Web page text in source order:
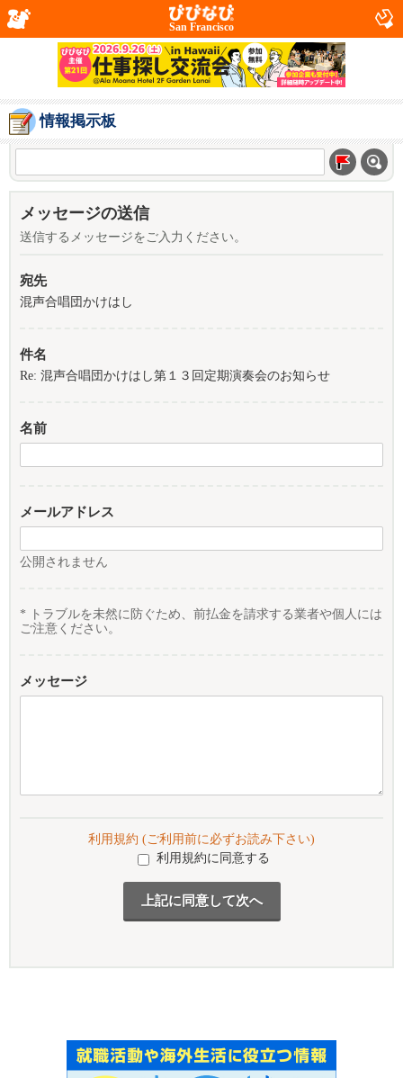
San Francisco
情報掲示板
メッセージの送信
送信するメッセージをご入力ください。
宛先
混声合唱団かけはし
件名
Re: 混声合唱団かけはし第１３回定期演奏会のお知らせ
名前
メールアドレス
公開されません
* トラブルを未然に防ぐため、前払金を請求する業者や個人には
ご注意ください。
メッセージ
利用規約 (ご利用前に必ずお読み下さい)
利用規約に同意する